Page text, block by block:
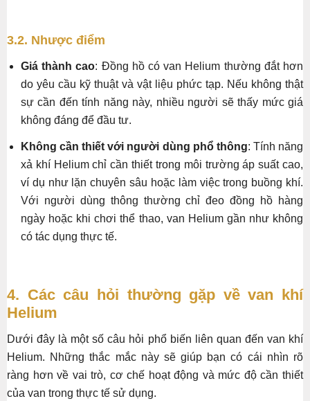
3.2. Nhược điểm
Giá thành cao: Đồng hồ có van Helium thường đắt hơn
do yêu cầu kỹ thuật và vật liệu phức tạp. Nếu không thật
sự cần đến tính năng này, nhiều người sẽ thấy mức giá
không đáng để đầu tư.
Không cần thiết với người dùng phổ thông: Tính năng
xả khí Helium chỉ cần thiết trong môi trường áp suất cao,
ví dụ như lặn chuyên sâu hoặc làm việc trong buồng khí.
Với người dùng thông thường chỉ đeo đồng hồ hàng
ngày hoặc khi chơi thể thao, van Helium gần như không
có tác dụng thực tế.
4. Các câu hỏi thường gặp về van khí
Helium
Dưới đây là một số câu hỏi phổ biến liên quan đến van khí
Helium. Những thắc mắc này sẽ giúp bạn có cái nhìn rõ
ràng hơn về vai trò, cơ chế hoạt động và mức độ cần thiết
của van trong thực tế sử dụng.